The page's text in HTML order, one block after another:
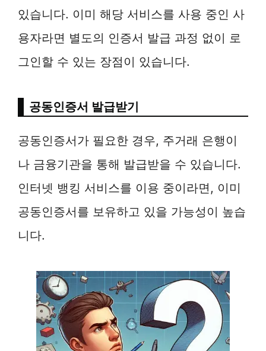
있습니다. 이미 해당 서비스를 사용 중인 사
용자라면 별도의 인증서 발급 과정 없이 로
그인할 수 있는 장점이 있습니다.
공동인증서 발급받기
공동인증서가 필요한 경우, 주거래 은행이
나 금융기관을 통해 발급받을 수 있습니다.
인터넷 뱅킹 서비스를 이용 중이라면, 이미
공동인증서를 보유하고 있을 가능성이 높습
니다.